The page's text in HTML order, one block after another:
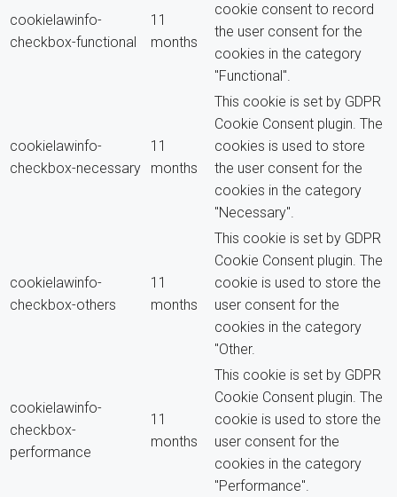
cookielawinfo-
checkbox-functional
11
months
cookie consent to record
the user consent for the
cookies in the category
"Functional".
cookielawinfo-
checkbox-necessary
11
months
This cookie is set by GDPR
Cookie Consent plugin. The
cookies is used to store
the user consent for the
cookies in the category
"Necessary".
cookielawinfo-
checkbox-others
11
months
This cookie is set by GDPR
Cookie Consent plugin. The
cookie is used to store the
user consent for the
cookies in the category
"Other.
cookielawinfo-
checkbox-
performance
11
months
This cookie is set by GDPR
Cookie Consent plugin. The
cookie is used to store the
user consent for the
cookies in the category
"Performance".